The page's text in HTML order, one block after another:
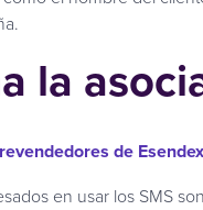
la
de Esendex
en usar los SMS